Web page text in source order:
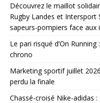
Découvrez le maillot
Rugby Landes et Intersport
sapeurs-pompiers face aux
Le pari risqué d’On
chrono
Marketing sportif juillet
perdu la finale
Chassé-croisé Nike-adidas